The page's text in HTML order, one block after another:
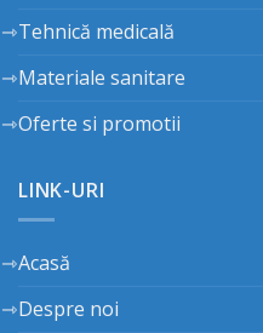
Tehnică medicală
Materiale sanitare
Oferte si promotii
LINK-URI
Acasă
Despre noi